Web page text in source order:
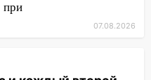
сбили
в Ульяновске
и ограбил:
оказался
при
07.08.2026